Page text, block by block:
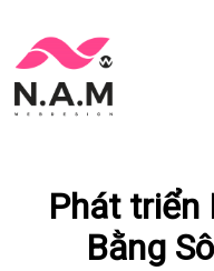
Chuyển
tới
Phát triển
Bằng